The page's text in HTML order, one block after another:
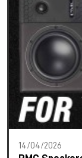
14/04/2026